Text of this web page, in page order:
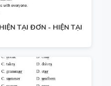
TẠI ĐƠN - HIỆN TẠI